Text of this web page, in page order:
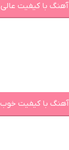
با کیفیت عالی 320
آهنگ با کیفیت خوب 128